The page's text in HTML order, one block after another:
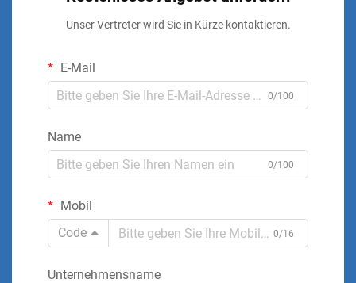
Unser Vertreter wird Sie in Kürze kontaktieren.
E-Mail
0/100
Name
0/100
Mobil
Code
0/16
Unternehmensname